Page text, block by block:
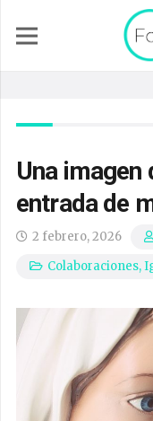
Una imagen
entrada de
2 febrero, 2026
Colaboraciones,